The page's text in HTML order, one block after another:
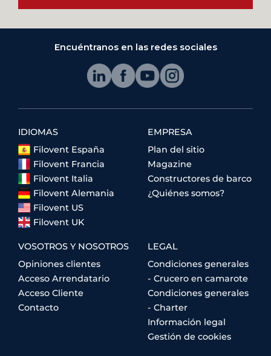
Encuéntranos en las redes sociales
IDIOMAS
Filovent España
Filovent Francia
Filovent Italia
Filovent Alemania
Filovent US
Filovent UK
EMPRESA
Plan del sitio
Magazine
Constructores de barco
¿Quiénes somos?
VOSOTROS Y NOSOTROS
Opiniones clientes
Acceso Arrendatario
Acceso Cliente
Contacto
LEGAL
Condiciones generales
- Crucero en camarote
Condiciones generales
- Charter
Información legal
Gestión de cookies